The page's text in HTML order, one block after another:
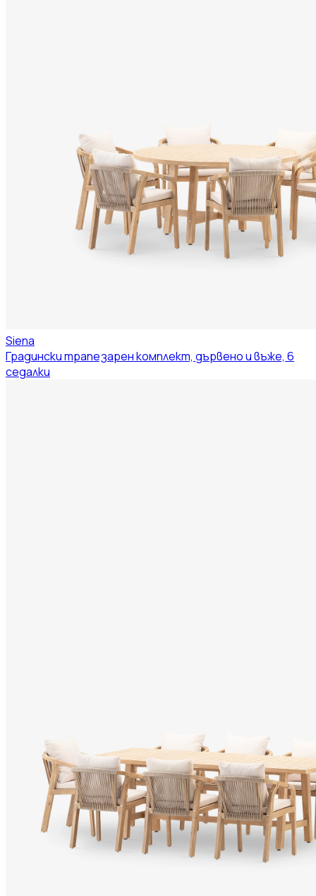
Siena
Градински трапезарен комплект, дървено и въже, 6
седалки